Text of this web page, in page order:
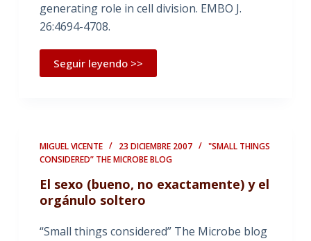
generating role in cell division. EMBO J.
26:4694-4708.
Seguir leyendo >>
MIGUEL VICENTE 23 DICIEMBRE 2007
"SMALL THINGS
CONSIDERED” THE MICROBE BLOG
El sexo (bueno, no exactamente) y el
orgánulo soltero
“Small things considered” The Microbe blog